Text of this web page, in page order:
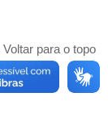
Voltar para o topo